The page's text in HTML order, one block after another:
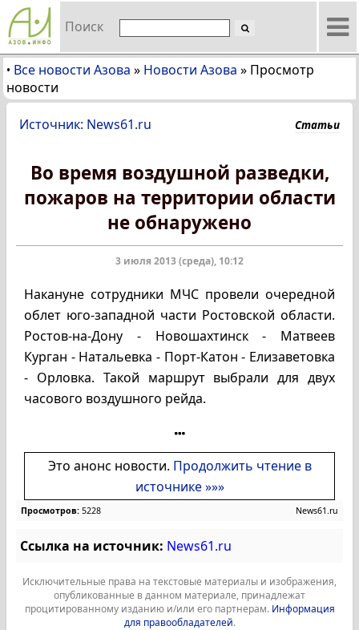
Поиск
• Все новости Азова » Новости Азова » Просмотр
новости
Источник: News61.ru Статьи
Во время воздушной разведки,
пожаров на территории области
не обнаружено
3 июля 2013 (среда), 10:12
Накануне сотрудники МЧС провели очередной
облет юго-западной части Ростовской области.
Ростов-на-Дону - Новошахтинск - Матвеев
Курган - Натальевка - Порт-Катон - Елизаветовка
- Орловка. Такой маршрут выбрали для двух
часового воздушного рейда.
Это анонс новости. Продолжить чтение в
источнике »»»
Просмотров: 5228 News61.ru
Ссылка на источник: News61.ru
Исключительные права на текстовые материалы и изображения,
опубликованные в данном материале, принадлежат
процитированному изданию и/или его партнерам. Информация
для правообладателей.